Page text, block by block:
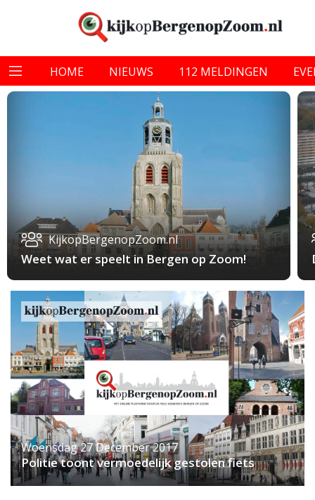
HOME NIEUWS 112 MELDINGEN
KijkopBergenopZoom.nl
Weet wat er speelt in Bergen op Zoom!
Woensdag 27 December 2017
Politie toont vermoedelijk gestolen fiets